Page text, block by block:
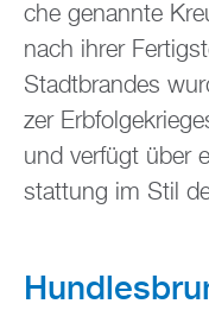
che ge­nann­te
nach ihrer
Stadt­bran­des
zer
und ver­fügt über
stat­tung im Stil